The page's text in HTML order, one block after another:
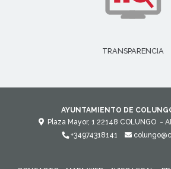
TRANSPARENCIA
AYUNTAMIENTO DE
Plaza Mayor, 1 22148 COLUNGO -
+34974318141